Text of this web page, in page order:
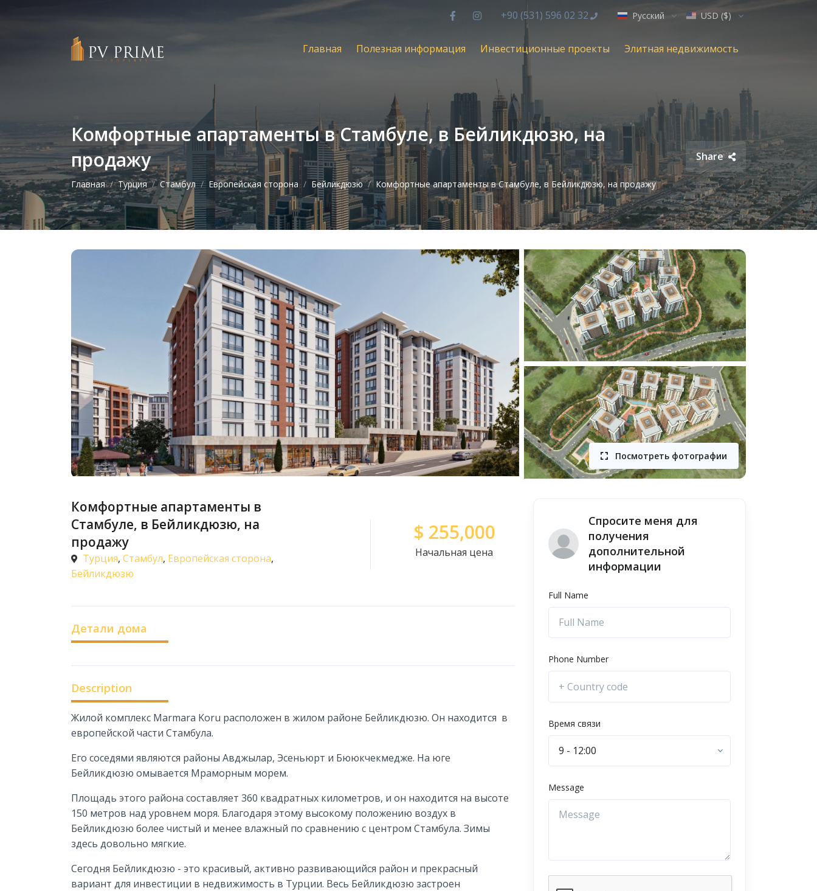
+90 (531) 596 02 32 Русский USD ($)
Главная Полезная информация Инвестиционные проекты Элитная недвижимость
Комфортные апартаменты в Стамбуле, в Бейликдюзю, на
продажу
Главная Турция Стамбул Европейская сторона Бейликдюзю Комфортные апартаменты в Стамбуле, в Бейликдюзю, на продажу
Share
Посмотреть фотографии
Комфортные апартаменты в
Стамбуле, в Бейликдюзю, на
продажу
Турция, Стамбул, Европейская сторона,
Бейликдюзю
$ 255,000
Начальная цена
Детали дома
Description
Жилой комплекс Marmara Koru расположен в жилом районе Бейликдюзю. Он находится в
европейской части Стамбула.
Его соседями являются районы Авджылар, Эсеньюрт и Бююкчекмедже. На юге
Бейликдюзю омывается Мраморным морем.
Площадь этого района составляет 360 квадратных километров, и он находится на высоте
150 метров над уровнем моря. Благодаря этому высокому положению воздух в
Бейликдюзю более чистый и менее влажный по сравнению с центром Стамбула. Зимы
здесь довольно мягкие.
Сегодня Бейликдюзю - это красивый, активно развивающийся район и прекрасный
вариант для инвестиции в недвижимость в Турции. Весь Бейликдюзю застроен
Спросите меня для
получения
дополнительной
информации
Full Name
Phone Number
Время связи
9 - 12:00
Message